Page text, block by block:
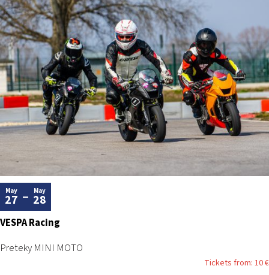
May
27
May
28
VESPA Racing
Preteky MINI MOTO
Tickets from: 10 €